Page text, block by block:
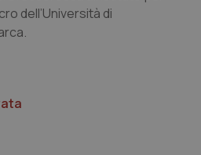
di Bolzano
dell’Università di